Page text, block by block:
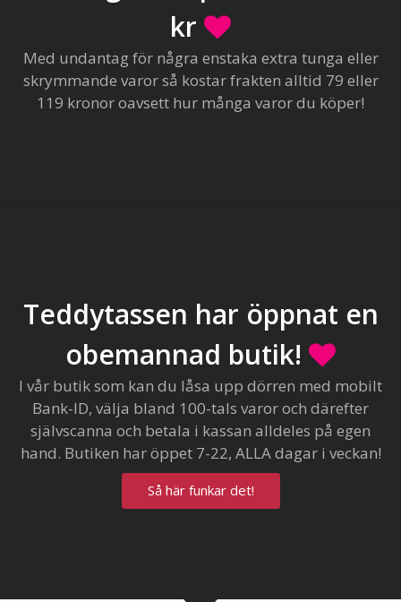
kr
Med undantag för några enstaka extra tunga eller
skrymmande varor så kostar frakten alltid 79 eller
119 kronor oavsett hur många varor du köper!
Teddytassen har öppnat en
obemannad butik!
I vår butik som kan du låsa upp dörren med mobilt
Bank-ID, välja bland 100-tals varor och därefter
självscanna och betala i kassan alldeles på egen
hand. Butiken har öppet 7-22, ALLA dagar i veckan!
Så här funkar det!